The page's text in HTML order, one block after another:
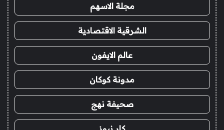
مجلة الاسهم
الشرقية الاقتصادية
عالم الايفون
مدونة كوكان
صحيفة نهج